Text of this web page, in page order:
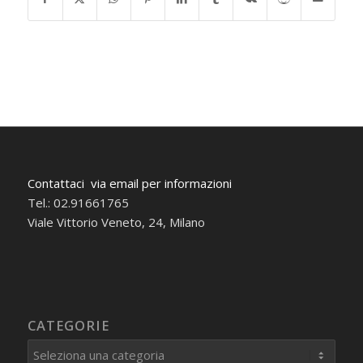
Contattaci via email per informazioni
Tel.: 02.91661765
Viale Vittorio Veneto, 24, Milano
CATEGORIE
Categorie